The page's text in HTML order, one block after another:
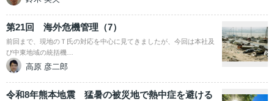
第21回 海外危機管理（7）
前回まで、現地のＴ氏の対応を中心に見てきましたが、今回は本社及
び中東地域の統括機…
高原 彦二郎
令和8年熊本地震 猛暑の被災地で熱中症を避ける